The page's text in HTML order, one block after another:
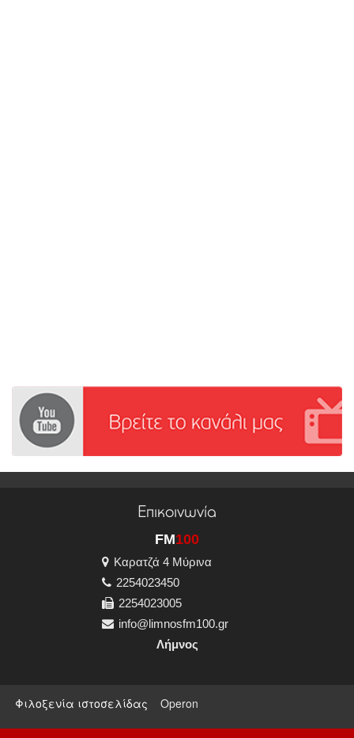
Επικοινωνία
FM100
Καρατζά 4 Μύρινα
2254023450
2254023005
info@limnosfm100.gr
Λήμνος
Φιλοξενία ιστοσελίδας Operon